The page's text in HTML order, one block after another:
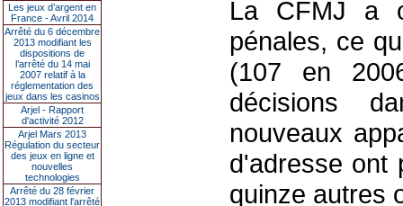
Les jeux d’argent en
France - Avril 2014
Arrêté du 6 décembre
2013 modifiant les
dispositions de
l’arrêté du 14 mai
2007 relatif à la
réglementation des
jeux dans les casinos
Arjel - Rapport
d'activité 2012
Arjel Mars 2013
Régulation du secteur
des jeux en ligne et
nouvelles
technologies
Arrêté du 28 février
2013 modifiant l'arrêté
La CFMJ a
pénales, ce
(107 en
décisions
nouveaux
d'adresse ont
quinze autres